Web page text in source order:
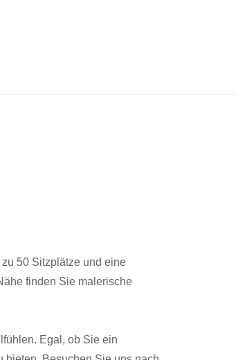
50 Sitzplätze und eine
finden Sie malerische
Egal, ob Sie ein